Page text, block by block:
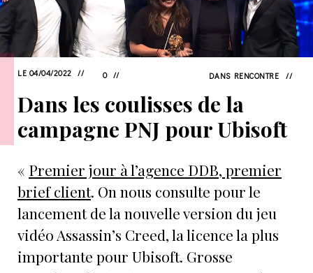
LE 04/04/2022 0 DANS RENCONTRE
Dans les coulisses de la
campagne PNJ pour Ubisoft
« Premier jour à l’agence DDB, premier
brief client. On nous consulte pour le
lancement de la nouvelle version du jeu
vidéo Assassin’s Creed, la licence la plus
importante pour Ubisoft. Grosse